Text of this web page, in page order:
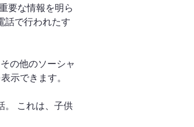
要な情報を明ら
話で行われたす
の他のソーシャ
示できます。
。 これは、子供